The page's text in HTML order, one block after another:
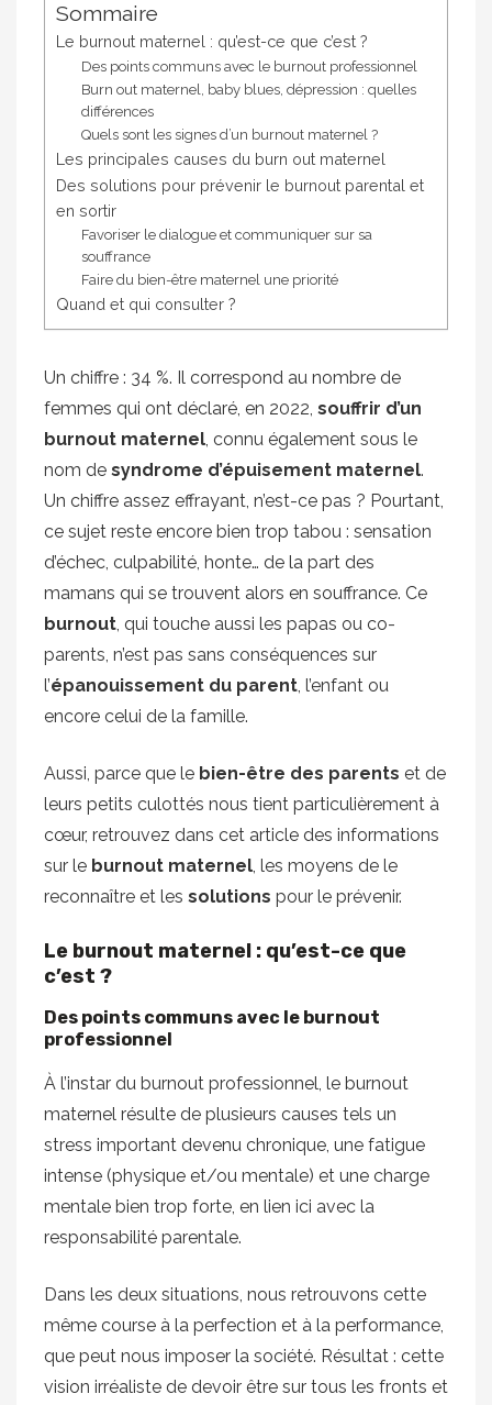
Sommaire
Le burnout maternel : qu’est-ce que c’est ?
Des points communs avec le burnout professionnel
Burn out maternel, baby blues, dépression : quelles
différences
Quels sont les signes d’un burnout maternel ?
Les principales causes du burn out maternel
Des solutions pour prévenir le burnout parental et
en sortir
Favoriser le dialogue et communiquer sur sa
souffrance
Faire du bien-être maternel une priorité
Quand et qui consulter ?
Un chiffre : 34 %. Il correspond au nombre de
femmes qui ont déclaré, en 2022, souffrir d’un
burnout maternel, connu également sous le
nom de syndrome d’épuisement maternel.
Un chiffre assez effrayant, n’est-ce pas ? Pourtant,
ce sujet reste encore bien trop tabou : sensation
d’échec, culpabilité, honte… de la part des
mamans qui se trouvent alors en souffrance. Ce
burnout, qui touche aussi les papas ou co-
parents, n’est pas sans conséquences sur
l’épanouissement du parent, l’enfant ou
encore celui de la famille.
Aussi, parce que le bien-être des parents et de
leurs petits culottés nous tient particulièrement à
cœur, retrouvez dans cet article des informations
sur le burnout maternel, les moyens de le
reconnaître et les solutions pour le prévenir.
Le burnout maternel : qu’est-ce que
c’est ?
Des points communs avec le burnout
professionnel
À l’instar du burnout professionnel, le burnout
maternel résulte de plusieurs causes tels un
stress important devenu chronique, une fatigue
intense (physique et/ou mentale) et une charge
mentale bien trop forte, en lien ici avec la
responsabilité parentale.
Dans les deux situations, nous retrouvons cette
même course à la perfection et à la performance,
que peut nous imposer la société. Résultat : cette
vision irréaliste de devoir être sur tous les fronts et